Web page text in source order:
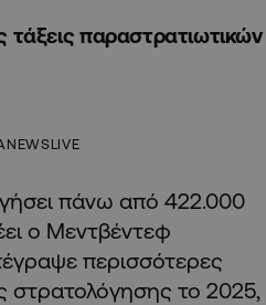
τάξεις παραστρατιωτικών
πάνω από 422.000
ο Μεντβέντεφ
περισσότερες
στρατολόγησης το 2025,